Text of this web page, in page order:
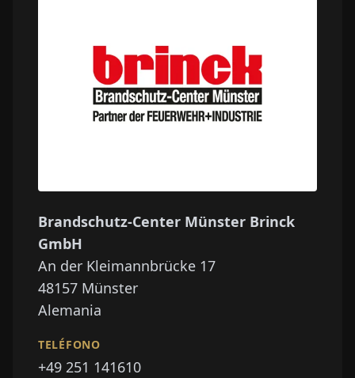
Brandschutz-Center Münster Brinck
GmbH
An der Kleimannbrücke 17
48157 Münster
Alemania
TELÉFONO
+49 251 141610